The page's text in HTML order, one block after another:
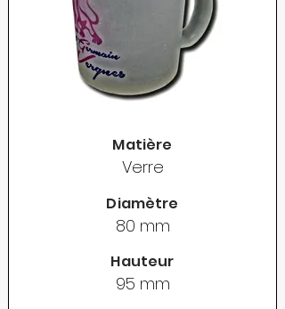
Matière
Verre
Diamètre
80 mm
Hauteur
95 mm